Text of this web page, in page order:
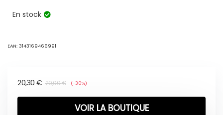
En stock
EAN: 3143169466991
29,00€
20,30 € (-30%)
VOIR LA BOUTIQUE